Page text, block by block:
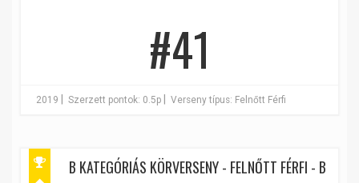
#41
2019 Szerzett pontok: 0.5p Verseny típus: Felnőtt Férfi
B KATEGÓRIÁS KÖRVERSENY - FELNŐTT FÉRFI - B